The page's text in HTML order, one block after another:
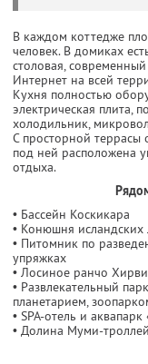
В каждом коттедже
человек. В домиках
столовая,
Интернет на всей
Кухня полностью
электрическая плита,
холодильник,
С просторной террасы
под ней расположена
отдыха.
• Бассейн Коскикара
• Конюшня
• Питомник по
упряжках
• Лосиное ранчо
• Развлекательный
планетарием,
• SPA-отель и
• Долина Муми-троллей